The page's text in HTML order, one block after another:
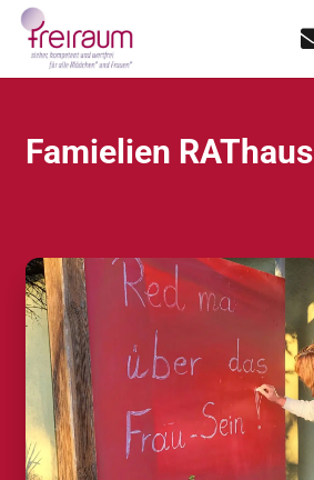
Famielien RAThaus